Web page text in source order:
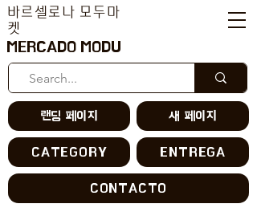
MERCADO MODU
바르셀로나 모두마
켓
랜딩 페이지 새 페이지
CATEGORY ENTREGA
CONTACTO